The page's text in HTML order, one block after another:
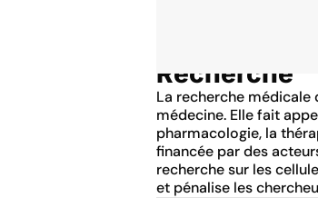
Recherche
La recherche médicale
médecine. Elle fait
pharmacologie, la
financée par des
recherche sur les
et pénalise les